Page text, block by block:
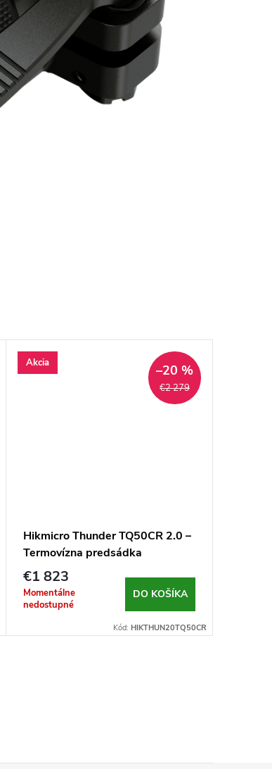
Akcia
€2 279
–20 %
Hikmicro Thunder TQ50CR 2.0 –
Termovízna predsádka
€1 823
Momentálne
nedostupné
DO KOŠÍKA
Kód: HIKTHUN20TQ50CR